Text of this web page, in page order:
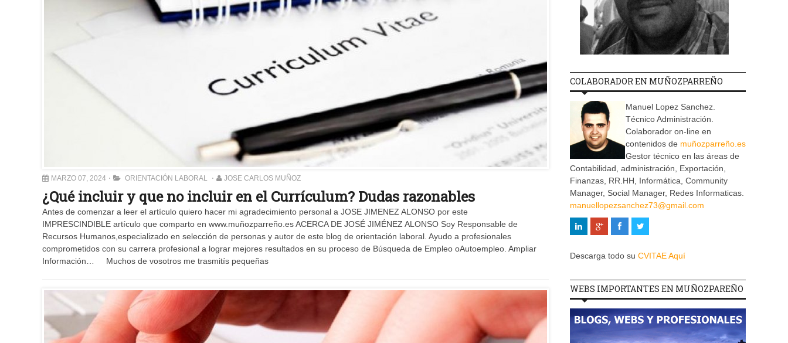
MARZO 07, 2024 ORIENTACIÓN LABORAL JOSE CARLOS MUÑOZ
¿Qué incluir y que no incluir en el Currículum? Dudas razonables
Antes de comenzar a leer el artículo quiero hacer mi agradecimiento personal a JOSE JIMENEZ ALONSO por este
IMPRESCINDIBLE artículo que comparto en www.muñozparreño.es ACERCA DE JOSÉ JIMÉNEZ ALONSO Soy Responsable de
Recursos Humanos,especializado en selección de personas y autor de este blog de orientación laboral. Ayudo a profesionales
comprometidos con su carrera profesional a lograr mejores resultados en su proceso de Búsqueda de Empleo oAutoempleo. Ampliar
Información… Muchos de vosotros me trasmitís pequeñas
COLABORADOR EN MUÑOZPARREÑO
Manuel Lopez Sanchez.
Técnico Administración.
Colaborador on-line en
contenidos de muñozparreño.es
Gestor técnico en las áreas de
Contabilidad, administración, Exportación,
Finanzas, RR.HH, Informática, Community
Manager, Social Manager, Redes Informaticas.
manuellopezsanchez73@gmail.com
Descarga todo su CVITAE Aquí
WEBS IMPORTANTES EN MUÑOZPAREÑO